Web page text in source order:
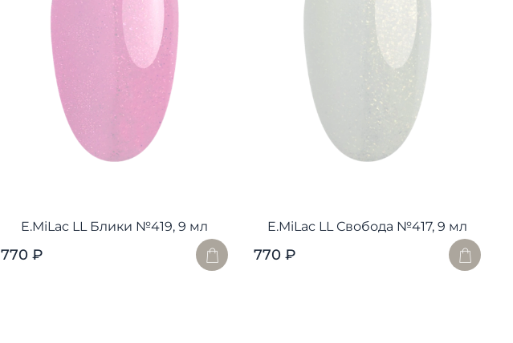
E.MiLac LL Блики №419, 9 мл
770 ₽
E.MiLac LL Свобода №417, 9 мл
770 ₽